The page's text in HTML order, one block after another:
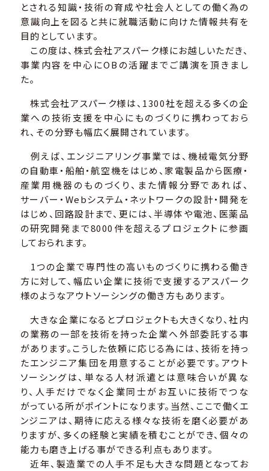
とされる知識・技術の育成や社会人としての働く為の
意識向上を図ると共に就職活動に向けた情報共有を
目的としています。
この度は、株式会社アスパーク様にお越しいただき、
事業内容を中心にOBの活躍までご講演を頂きまし
た。
株式会社アスパーク様は、1300社を超える多くの企
業への技術支援を中心にものづくりに携わっておら
れ、その分野も幅広く展開されています。
例えば、エンジニアリング事業では、機械電気分野
の自動車・船舶・航空機をはじめ、家電製品から医療・
産業用機器のものづくり、また情報分野であれば、
サーバー・Webシステム・ネットワークの設計・開発を
はじめ、回路設計まで、更には、半導体や電池、医薬品
の研究開発まで8000件を超えるプロジェクトに参画
しておられます。
1つの企業で専門性の高いものづくりに携わる働き
方に対して、幅広い企業に技術で支援するアスパーク
様のようなアウトソーシングの働き方もあります。
大きな企業になるとプロジェクトも大きくなり、社内
の業務の一部を技術を持った企業へ外部委託する事
があります。こうした依頼に応じる為には、技術を持っ
たエンジニア集団を用意することが必要です。アウト
ソーシングは、単なる人材派遣とは意味合いが異な
り、人手だけでなく企業同士がお互いに技術でつな
がっている所がポイントになります。当然、ここで働くエ
ンジニアは、期待に応える様々な技術を磨く必要があ
りますが、多くの経験と実績を積むことができ、個々の
能力も磨き上げる事ができる利点もあります。
近年、製造業での人手不足も大きな問題となってお